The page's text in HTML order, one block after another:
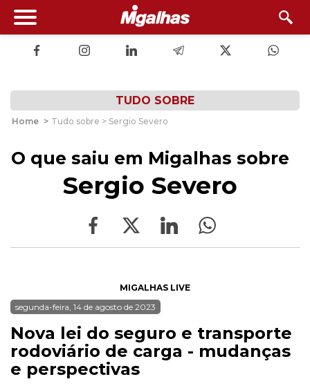
TUDO SOBRE
Home > Tudo sobre > Sergio Severo
O que saiu em Migalhas sobre
Sergio Severo
MIGALHAS LIVE
segunda-feira, 14 de agosto de 2023
Nova lei do seguro e transporte
rodoviário de carga - mudanças
e perspectivas